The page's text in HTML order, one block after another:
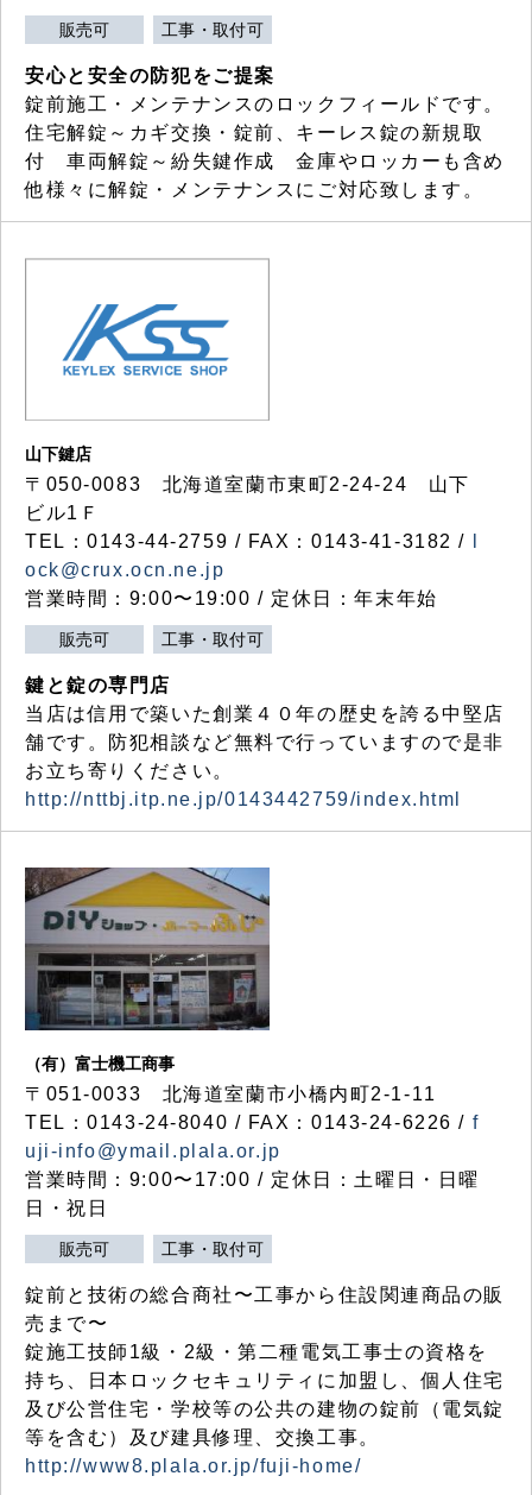
販売可 工事・取付可
安心と安全の防犯をご提案
錠前施工・メンテナンスのロックフィールドです。
住宅解錠～カギ交換・錠前、キーレス錠の新規取
付 車両解錠～紛失鍵作成 金庫やロッカーも含め
他様々に解錠・メンテナンスにご対応致します。
山下鍵店
〒050-0083 北海道室蘭市東町2-24-24 山下
ビル1Ｆ
TEL：0143-44-2759 / FAX：0143-41-3182 /
ock@crux.ocn.ne.jp
営業時間：9:00〜19:00 / 定休日：年末年始
販売可 工事・取付可
鍵と錠の専門店
当店は信用で築いた創業４０年の歴史を誇る中堅店
舗です。防犯相談など無料で行っていますので是非
お立ち寄りください。
http://nttbj.itp.ne.jp/0143442759/index.html
（有）富士機工商事
〒051-0033 北海道室蘭市小橋内町2-1-11
TEL：0143-24-8040 / FAX：0143-24-6226 / f
uji-info@ymail.plala.or.jp
営業時間：9:00〜17:00 / 定休日：土曜日・日曜
日・祝日
販売可 工事・取付可
錠前と技術の総合商社〜工事から住設関連商品の販
売まで〜
錠施工技師1級・2級・第二種電気工事士の資格を
持ち、日本ロックセキュリティに加盟し、個人住宅
及び公営住宅・学校等の公共の建物の錠前（電気錠
等を含む）及び建具修理、交換工事。
http://www8.plala.or.jp/fuji-home/